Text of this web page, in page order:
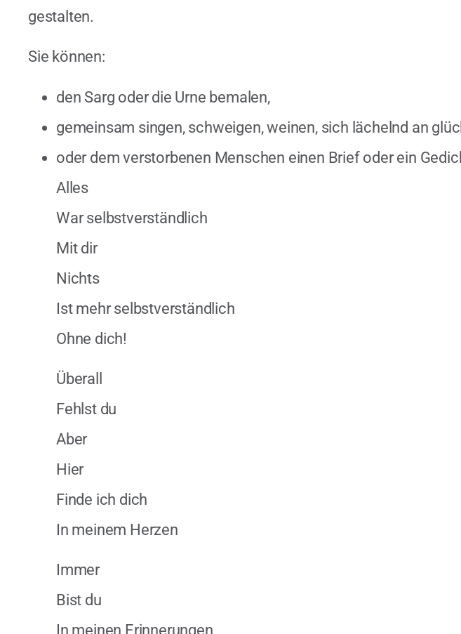
gestalten.
Sie können:
den Sarg oder die Urne bemalen,
gemeinsam singen, schweigen, weinen, sich lächelnd an
oder dem verstorbenen Menschen einen Brief oder ein
Alles
War selbstverständlich
Mit dir
Nichts
Ist mehr selbstverständlich
Ohne dich!
Überall
Fehlst du
Aber
Hier
Finde ich dich
In meinem Herzen
Immer
Bist du
In meinen Erinnerungen